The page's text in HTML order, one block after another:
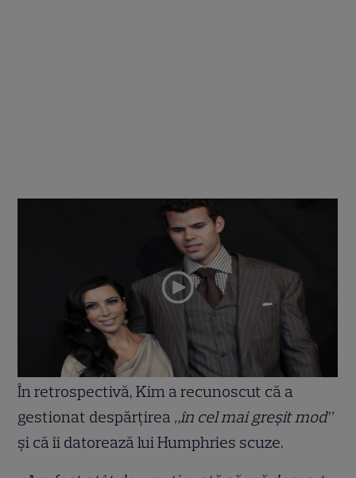
În retrospectivă, Kim a recunoscut că a
gestionat despărțirea „în cel mai greșit mod”
și că îi datorează lui Humphries scuze.